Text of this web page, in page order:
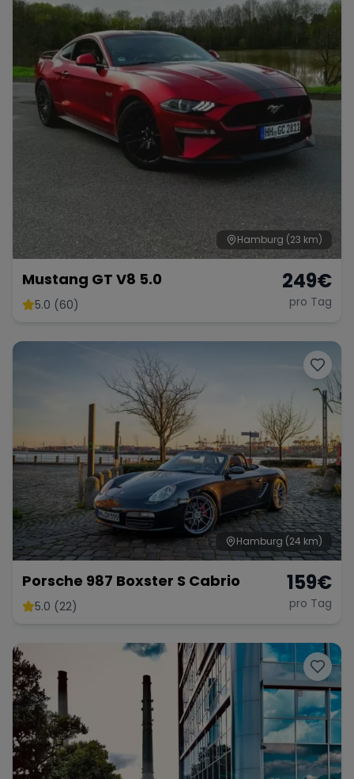
Hamburg (23 km)
Mustang GT V8 5.0
5.0 (60)
249€
pro Tag
Hamburg (24 km)
Porsche 987 Boxster S Cabrio
5.0 (22)
159€
pro Tag